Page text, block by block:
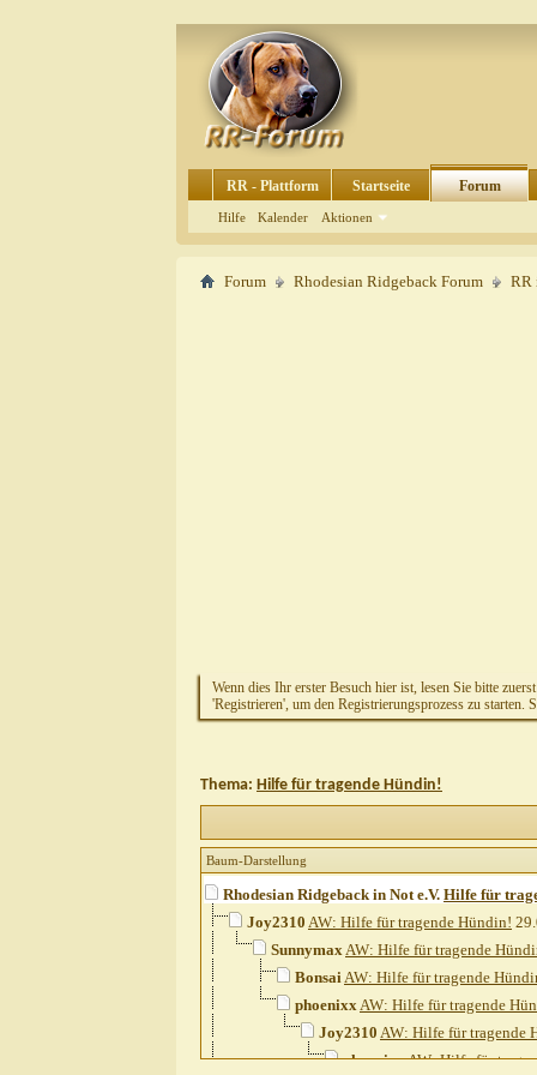
RR - Plattform Startseite Forum
Hilfe Kalender Aktionen
Forum Rhodesian Ridgeback Forum RR
Wenn dies Ihr erster Besuch hier ist, lesen Sie bitte
'Registrieren', um den Registrierungsprozess zu starten.
Thema: Hilfe für tragende Hündin!
Baum-Darstellung
Rhodesian Ridgeback in Not e.V. Hilfe für
Joy2310 AW: Hilfe für tragende Hündin!
SunnymaxAW: Hilfe für tragende
BonsaiAW: Hilfe für tragende
phoenixxAW: Hilfe für tragende
Joy2310 AW: Hilfe für tragende
phoenixxAW: Hilfe für